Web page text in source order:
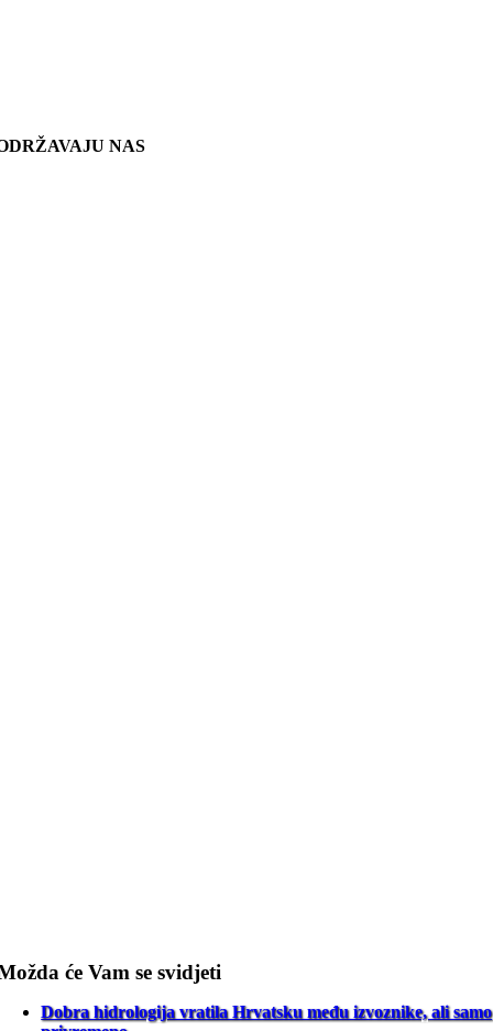
NAS
će Vam se svidjeti
Dobra hidrologija vratila Hrvatsku među izvoznike, ali samo